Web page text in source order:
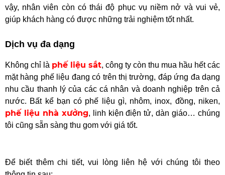
vậy, nhân viên còn có thái độ phục vụ niềm nở và vui vẻ,
giúp khách hàng có được những trải nghiệm tốt nhất.
Dịch vụ đa dạng
Không chỉ là phế liệu sắt, công ty còn thu mua hầu hết các
mặt hàng phế liệu đang có trên thị trường, đáp ứng đa dạng
nhu cầu thanh lý của các cá nhân và doanh nghiệp trên cả
nước. Bất kể bạn có phế liệu gì, nhôm, inox, đồng, niken,
phế liệu nhà xưởng, linh kiện điện tử, dàn giáo… chúng
tôi cũng sẵn sàng thu gom với giá tốt.
Để biết thêm chi tiết, vui lòng liên hệ với chúng tôi theo